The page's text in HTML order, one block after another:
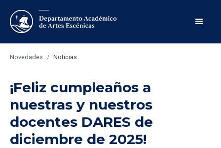
Novedades / Noticias
¡Feliz cumpleaños a
nuestras y nuestros
docentes DARES de
diciembre de 2025!